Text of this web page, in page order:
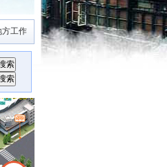
方工作